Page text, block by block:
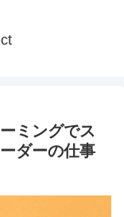
ミングでス
ダーの仕事